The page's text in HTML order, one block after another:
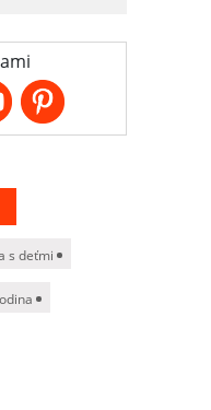
s deťmi